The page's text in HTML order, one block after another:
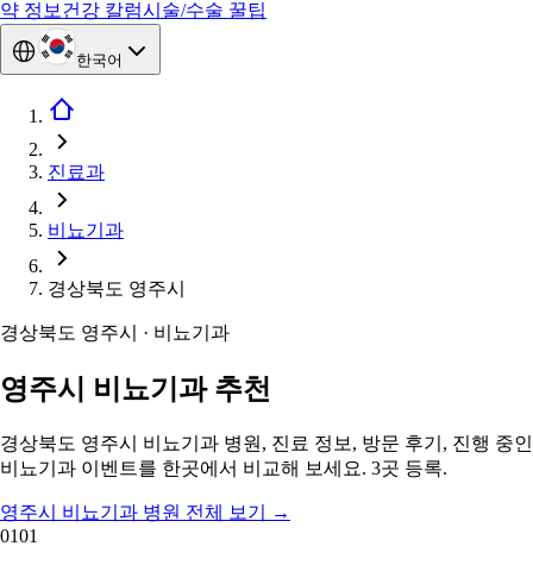
약 정보 건강 칼럼시술/수술 꿀팁
한국어
진료과
비뇨기과
경상북도 영주시
경상북도 영주시 · 비뇨기과
영주시 비뇨기과 추천
경상북도 영주시 비뇨기과 병원, 진료 정보, 방문 후기, 진행 중인
비뇨기과 이벤트를 한곳에서 비교해 보세요. 3곳 등록.
영주시 비뇨기과 병원 전체 보기
→
0101